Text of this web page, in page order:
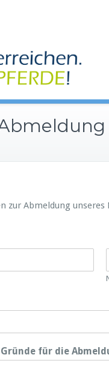
zur Abmeldung
für die